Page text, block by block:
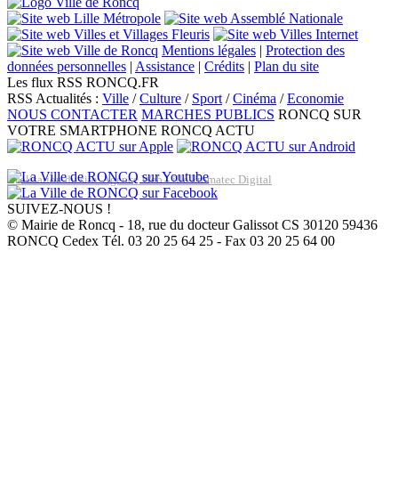
Mentions légales | Protection des
données personnelles | Assistance | Crédits | Plan du site
Les flux RSS RONCQ.FR
RSS Actualités : Ville /Culture / Sport /Cinéma /Economie
NOUS CONTACTER MARCHES PUBLICS RONCQ SUR
VOTRE SMARTPHONE RONCQ ACTU
Réalisation du site: Agence Web Lille Promatec Digital
SUIVEZ-NOUS !
© Mairie de Roncq - 18, rue du docteur Galissot CS 30120 59436
RONCQ Cedex Tél. 03 20 25 64 25 - Fax 03 20 25 64 00